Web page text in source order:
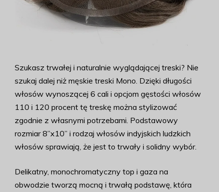
Szukasz trwałej i naturalnie wyglądającej treski? Nie
szukaj dalej niż męskie treski Mono. Dzięki długości
włosów wynoszącej 6 cali i opcjom gęstości włosów
110 i 120 procent tę treskę można stylizować
zgodnie z własnymi potrzebami. Podstawowy
rozmiar 8”x10” i rodzaj włosów indyjskich ludzkich
włosów sprawiają, że jest to trwały i solidny wybór.
Delikatny, monochromatyczny top i gaza na
obwodzie tworzą mocną i trwałą podstawę, która